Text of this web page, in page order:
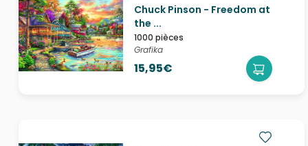
Chuck Pinson - Freedom at
the ...
1000 pièces
Grafika
15,95€